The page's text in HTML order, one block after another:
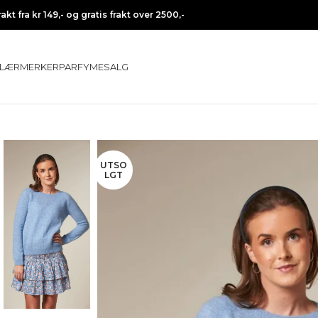
fra kr 149,- og gratis frakt over 2500,-
MERKERPARFYMESALG
UTSO
LGT